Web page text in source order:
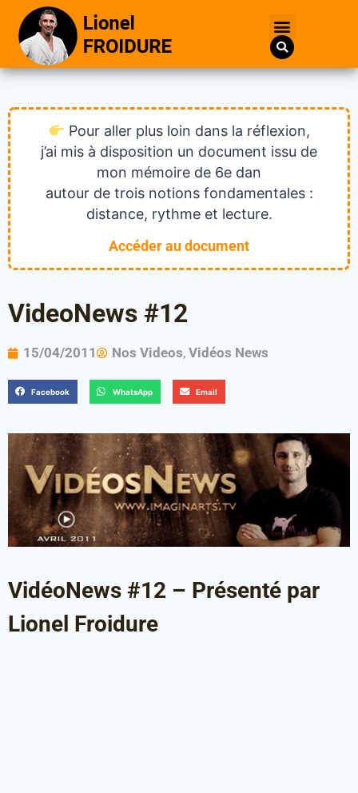
Pour aller plus loin dans la réflexion,
j’ai mis à disposition un document issu de
mon mémoire de 6e dan
autour de trois notions fondamentales :
distance, rythme et lecture.
Accéder au document
VideoNews #12
15/04/2011 Nos Videos, Vidéos News
Facebook WhatsApp Email
VidéoNews #12 – Présenté par
Lionel Froidure